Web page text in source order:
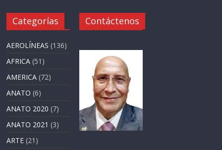
Categorías
AEROLÍNEAS (136)
AFRICA (51)
AMERICA (72)
ANATO (6)
ANATO 2020 (7)
ANATO 2021 (3)
ARTE (21)
Contáctenos